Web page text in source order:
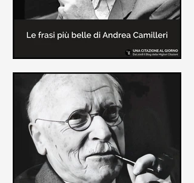
Le frasi più belle di Andrea
Camilleri
In questa sezione sono raccolte le
frasi più belle di Andrea Camilleri, il
creatore dei libri sulle vicende del
Commissario Montalbano